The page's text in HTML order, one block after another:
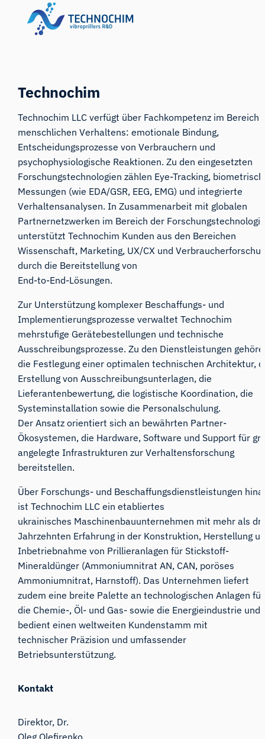
Technochim
Technochim LLC verfügt über Fachkompetenz im Bereich
menschlichen Verhaltens: emotionale Bindung,
Entscheidungsprozesse von Verbrauchern und
psychophysiologische Reaktionen. Zu den eingesetzten
Forschungstechnologien zählen Eye-Tracking,
Messungen (wie EDA/GSR, EEG, EMG) und integrierte
Verhaltensanalysen. In Zusammenarbeit mit globalen
Partnernetzwerken im Bereich der
unterstützt Technochim Kunden aus den Bereichen
Wissenschaft, Marketing, UX/CX und
durch die Bereitstellung von
End-to-End-Lösungen.
Zur Unterstützung komplexer Beschaffungs- und
Implementierungsprozesse verwaltet Technochim
mehrstufige Gerätebestellungen und technische
Ausschreibungsprozesse. Zu den Dienstleistungen
die Festlegung einer optimalen technischen Architektur,
Erstellung von Ausschreibungsunterlagen, die
Lieferantenbewertung, die logistische Koordination, die
Systeminstallation sowie die Personalschulung.
Der Ansatz orientiert sich an bewährten Partner-
Ökosystemen, die Hardware, Software und Support für
angelegte Infrastrukturen zur Verhaltensforschung
bereitstellen.
Über Forschungs- und Beschaffungsdienstleistungen
ist Technochim LLC ein etabliertes
ukrainisches Maschinenbauunternehmen mit mehr als
Jahrzehnten Erfahrung in der Konstruktion, Herstellung
Inbetriebnahme von Prillieranlagen für Stickstoff-
Mineraldünger (Ammoniumnitrat AN, CAN, poröses
Ammoniumnitrat, Harnstoff). Das Unternehmen liefert
zudem eine breite Palette an technologischen Anlagen für
die Chemie-, Öl- und Gas- sowie die Energieindustrie und
bedient einen weltweiten Kundenstamm mit
technischer Präzision und umfassender
Betriebsunterstützung.
Kontakt
Direktor, Dr.
Oleg Olefirenko